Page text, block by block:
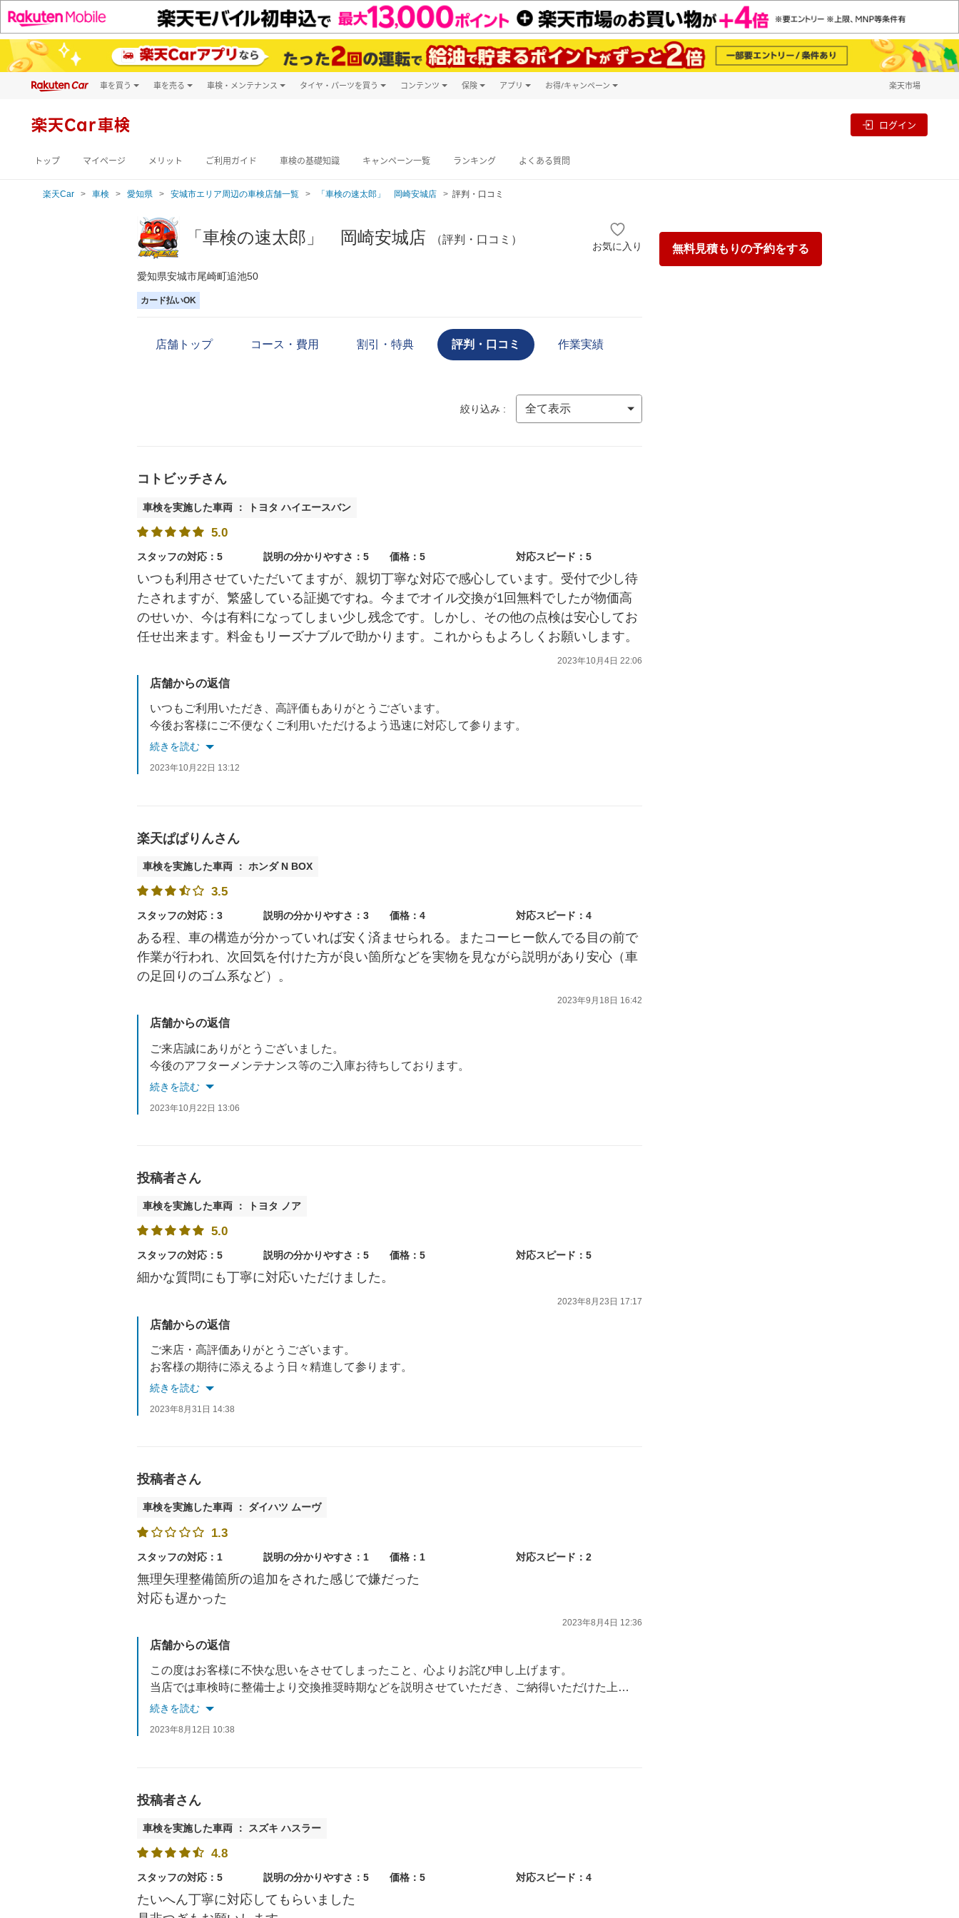
車を買う
新車
車を売る 車検・メンテナンス タイヤ・パーツを買う コンテンツ 保険 アプリ お得/キャンペーン 楽天市場
楽天Car車検 ログイン
トップ マイページ メリット ご利用ガイド 車検の基礎知識 キャンペーン一覧 ランキング よくある質問
楽天Car 車検 愛知県 安城市エリア周辺の車検店舗一覧 「車検の速太郎」 岡崎安城店 評判・口コミ
無料見積もりの予約をする
「車検の速太郎」 岡崎安城店 （評判・口コミ）
お気に入り
愛知県安城市尾崎町追池50
カード払いOK
店舗トップ コース・費用 割引・特典 評判・口コミ 作業実績
絞り込み :
コトビッチさん
車検を実施した車両 ： トヨタ ハイエースバン
5.0
スタッフの対応：5 説明の分かりやすさ：5 価格：5 対応スピード：5
いつも利用させていただいてますが、親切丁寧な対応で感心しています。受付で少し待
たされますが、繁盛している証拠ですね。今までオイル交換が1回無料でしたが物価高
のせいか、今は有料になってしまい少し残念です。しかし、その他の点検は安心してお
任せ出来ます。料金もリーズナブルで助かります。これからもよろしくお願いします。
2023年10月4日 22:06
店舗からの返信
いつもご利用いただき、高評価もありがとうございます。
今後お客様にご不便なくご利用いただけるよう迅速に対応して参ります。
またのご来店をスタッフ一同お待ちしております。
続きを読む
2023年10月22日 13:12
楽天ぱぱりんさん
車検を実施した車両 ： ホンダ N BOX
3.5
スタッフの対応：3 説明の分かりやすさ：3 価格：4 対応スピード：4
ある程、車の構造が分かっていれば安く済ませられる。またコーヒー飲んでる目の前で
作業が行われ、次回気を付けた方が良い箇所などを実物を見ながら説明があり安心（車
の足回りのゴム系など）。
2023年9月18日 16:42
店舗からの返信
ご来店誠にありがとうございました。
今後のアフターメンテナンス等のご入庫お待ちしております。
これからもよろしくお願い致します。
続きを読む
2023年10月22日 13:06
投稿者さん
車検を実施した車両 ： トヨタ ノア
5.0
スタッフの対応：5 説明の分かりやすさ：5 価格：5 対応スピード：5
細かな質問にも丁寧に対応いただけました。
2023年8月23日 17:17
店舗からの返信
ご来店・高評価ありがとうございます。
お客様の期待に添えるよう日々精進して参ります。
今後のご入庫もお待ちしておりますので宜しくお願い致します。
続きを読む
2023年8月31日 14:38
投稿者さん
車検を実施した車両 ： ダイハツ ムーヴ
1.3
スタッフの対応：1 説明の分かりやすさ：1 価格：1 対応スピード：2
無理矢理整備箇所の追加をされた感じで嫌だった
対応も遅かった
2023年8月4日 12:36
店舗からの返信
この度はお客様に不快な思いをさせてしまったこと、心よりお詫び申し上げます。
当店では車検時に整備士より交換推奨時期などを説明させていただき、ご納得いただけた上で作業を進めておりますが、当店スタッフの説明に至らない点があり申し訳ありませんでした。
今後、さらにお客様への説明やご案内をより細かくお伝えすると共に案内や作業にかかる時間の配慮を徹底し、スタッフとお客様の認識に相違が起きないように徹底して参ります。
続きを読む
2023年8月12日 10:38
投稿者さん
車検を実施した車両 ： スズキ ハスラー
4.8
スタッフの対応：5 説明の分かりやすさ：5 価格：5 対応スピード：4
たいへん丁寧に対応してもらいました